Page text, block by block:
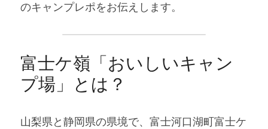
のキャンプレポをお伝えします。
富士ケ嶺「おいしいキャン
プ場」とは？
山梨県と静岡県の県境で、富士河口湖町富士ケ